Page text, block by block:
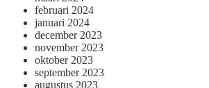
februari 2024
januari 2024
december 2023
november 2023
oktober 2023
september 2023
augustus 2023